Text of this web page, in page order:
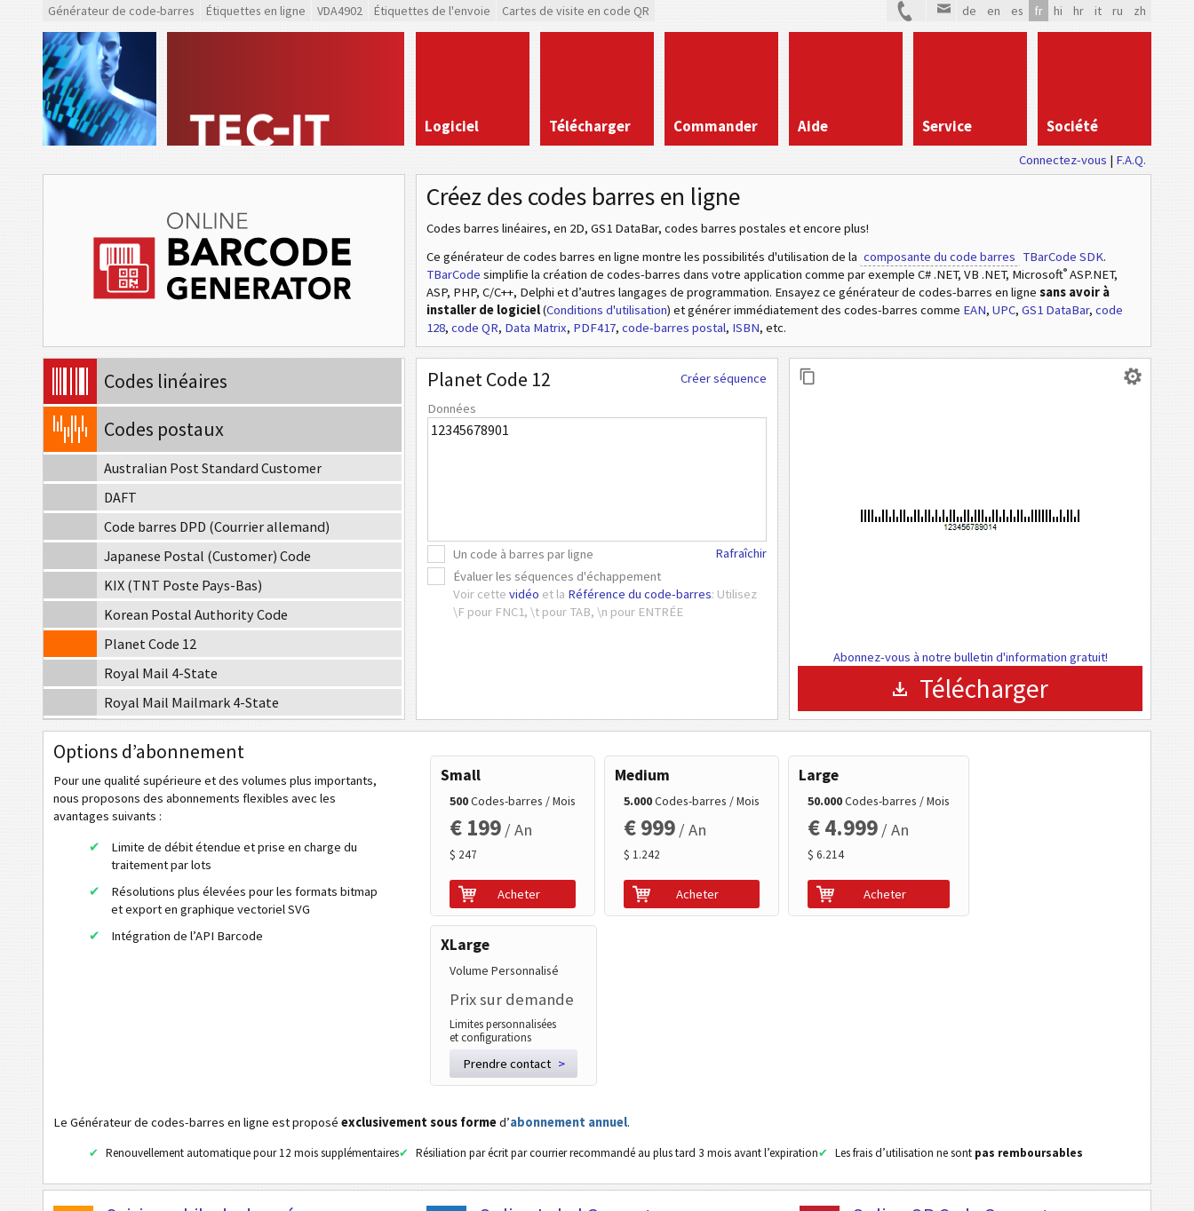
Générateur de code-barres Étiquettes en ligne VDA4902 Étiquettes de l'envoie Cartes de visite en code QR de en es fr hi hr it ru zh
Logiciel Télécharger Commander Aide Service Société
Connectez-vous | F.A.Q.
Créez des codes barres en ligne
Codes barres linéaires, en 2D, GS1 DataBar, codes barres postales et encore plus!
Ce générateur de codes barres en ligne montre les possibilités d'utilisation de la composante du code barres TBarCode SDK.
TBarCode simplifie la création de codes-barres dans votre application comme par exemple C# .NET, VB .NET, Microsoft® ASP.NET,
ASP, PHP, C/C++, Delphi et d’autres langages de programmation. Ensayez ce générateur de codes-barres en ligne sans avoir à
installer de logiciel(Conditions d'utilisation) et générer immédiatement des codes-barres comme EAN, UPC, GS1 DataBar, code
128, code QR, Data Matrix, PDF417, code-barres postal, ISBN, etc.
Codes linéaires
Codes postaux
Australian Post Standard Customer
DAFT
Code barres DPD (Courrier allemand)
Japanese Postal (Customer) Code
KIX (TNT Poste Pays-Bas)
Korean Postal Authority Code
Planet Code 12
Royal Mail 4-State
Royal Mail Mailmark 4-State
Royal Mail Mailmark 2D
USPS PostNet 5
USPS PostNet 9
USPS PostNet 11
USPS IM Package
GS1 DataBar
Tagging mobile
Codes de santé
Créer séquence
Planet Code 12
Données
Un code à barres par ligne
Évaluer les séquences d'échappement
Voir cette vidéo et la Référence du code-barres: Utilisez
\F pour FNC1, \t pour TAB, \n pour ENTRÉE
Rafraîchir
Abonnez-vous à notre bulletin d'information gratuit!
Télécharger
Options d’abonnement
Pour une qualité supérieure et des volumes plus importants,
nous proposons des abonnements flexibles avec les
avantages suivants :
Limite de débit étendue et prise en charge du
traitement par lots
Résolutions plus élevées pour les formats bitmap
et export en graphique vectoriel SVG
Intégration de l’API Barcode
Small
500Codes-barres / Mois
€ 199 / An
$ 247
Acheter
Medium
5.000Codes-barres / Mois
€ 999 / An
$ 1.242
Acheter
Large
50.000Codes-barres / Mois
€ 4.999 / An
$ 6.214
Acheter
XLarge
Volume Personnalisé
Prix sur demande
Limites personnalisées
et configurations
Prendre contact >
Le Générateur de codes-barres en ligne est proposé exclusivement sous formed’abonnement annuel.
Renouvellement automatique pour 12 mois supplémentaires Résiliation par écrit par courrier recommandé au plus tard 3 mois avant l’expiration Les frais d’utilisation ne sont pas remboursables